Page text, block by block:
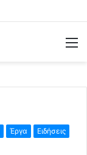
Έργα Ειδήσεις